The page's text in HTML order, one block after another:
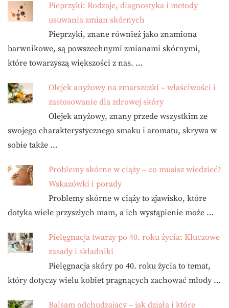
Pieprzyki: Rodzaje, diagnostyka i metody
usuwania zmian skórnych
Pieprzyki, znane również jako znamiona
barwnikowe, są powszechnymi zmianami skórnymi,
które towarzyszą większości z nas. …
Olejek anyżowy na zmarszczki – właściwości i
zastosowanie dla zdrowej skóry
Olejek anyżowy, znany przede wszystkim ze
swojego charakterystycznego smaku i aromatu, skrywa w
sobie także …
Problemy skórne w ciąży – co musisz wiedzieć?
Wskazówki i porady
Problemy skórne w ciąży to zjawisko, które
dotyka wiele przyszłych mam, a ich wystąpienie może …
Pielęgnacja twarzy po 40. roku życia: Kluczowe
zasady i składniki
Pielęgnacja skóry po 40. roku życia to temat,
który dotyczy wielu kobiet pragnących zachować młody …
Balsam odchudzający – jak działa i które